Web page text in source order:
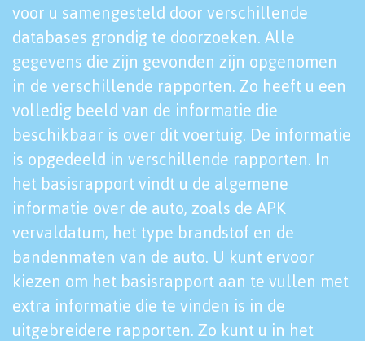
voor u samengesteld door verschillende
databases grondig te doorzoeken. Alle
gegevens die zijn gevonden zijn opgenomen
in de verschillende rapporten. Zo heeft u een
volledig beeld van de informatie die
beschikbaar is over dit voertuig. De informatie
is opgedeeld in verschillende rapporten. In
het basisrapport vindt u de algemene
informatie over de auto, zoals de APK
vervaldatum, het type brandstof en de
bandenmaten van de auto. U kunt ervoor
kiezen om het basisrapport aan te vullen met
extra informatie die te vinden is in de
uitgebreidere rapporten. Zo kunt u in het